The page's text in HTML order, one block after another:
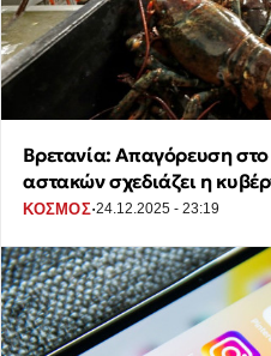
Βρετανία: Απαγόρευση
αστακών σχεδιάζει η
ΚΟΣΜΟΣ·24.12.2025 - 23:19